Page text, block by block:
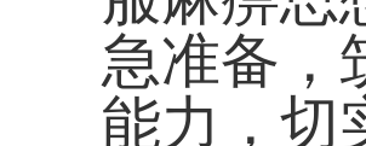
急准备，
能力，切